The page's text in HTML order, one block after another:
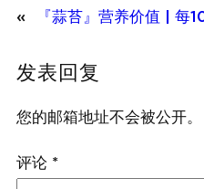
« 『蒜苔』营养价值 | 每
发表回复
您的邮箱地址不会被公开。
评论 *